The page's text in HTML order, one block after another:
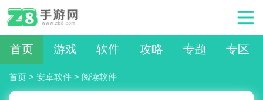
首页 游戏 软件 攻略 专题 专区
首页 > 安卓软件 > 阅读软件